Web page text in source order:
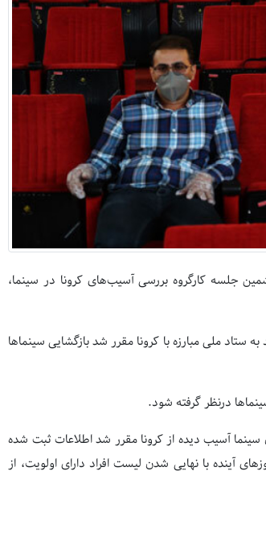
جلسه کارگروه بررسی آسیب‌های کرونا در سینما،
ملی مبارزه با کرونا مقرر شد بازگشایی سینماها
درنظر گرفته شود.
ثبت اطلاعات فعالان سینما آسیب دیده از کرونا مقرر شد اطلاعات ثبت شده
آینده با نهایی شدن لیست افراد دارای اولویت، از